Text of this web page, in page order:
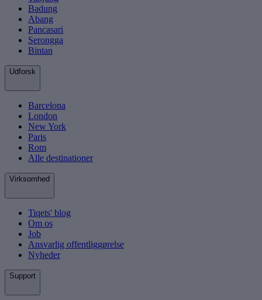
Badung
Abang
Pancasari
Serongga
Bintan
Udforsk
Barcelona
London
New York
Paris
Rom
Alle destinationer
Virksomhed
Tiqets' blog
Om os
Job
Ansvarlig offentliggørelse
Nyheder
Support